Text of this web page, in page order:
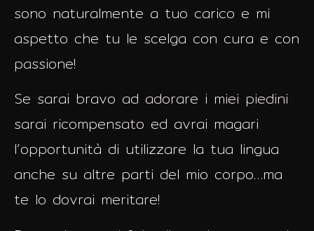
sono naturalmente a tuo carico e mi
aspetto che tu le scelga con cura e con
passione!
Se sarai bravo ad adorare i miei piedini
sarai ricompensato ed avrai magari
l’opportunità di utilizzare la tua lingua
anche su altre parti del mio corpo…ma
te lo dovrai meritare!